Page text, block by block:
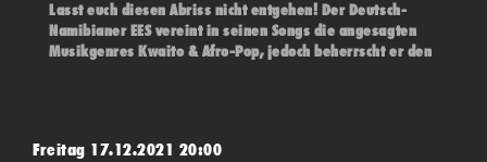
Lasst euch diesen Abriss nicht entgehen! Der Deutsch-
Namibianer EES vereint in seinen Songs die angesagten
Musikgenres Kwaito & Afro-Pop, jedoch beherrscht er den
Freitag 17.12.2021 20:00